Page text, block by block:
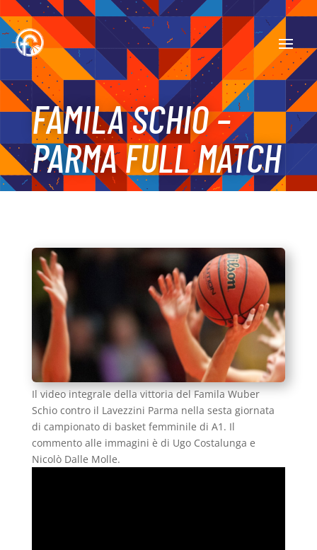
FAMILA SCHIO –
PARMA FULL MATCH
Il video integrale della vittoria del Famila Wuber
Schio contro il Lavezzini Parma nella sesta giornata
di campionato di basket femminile di A1. Il
commento alle immagini è di Ugo Costalunga e
Nicolò Dalle Molle.